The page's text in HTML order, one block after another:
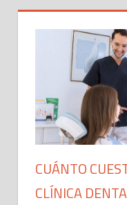
CUÁNTO
CLÍNICA